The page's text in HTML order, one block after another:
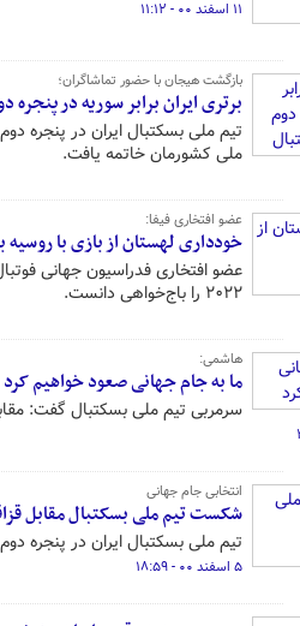
۱۱ اسفند ۰۰ - ۱۱:۱۲
بازگشت هیجان با حضور تماشاگران؛
برتری ایران برابر سوریه در
ملی کشورمان خاتمه یافت.
عضو افتخاری فیفا:
خودداری لهستان از بازی با
عضو افتخاری فدراسیون جهانی
۲۰۲۲ را باج‌خواهی دانست.
هاشمی:
ما به جام جهانی صعود خواهیم کرد
سرمربی تیم ملی بسکتبال گفت:
انتخابی جام جهانی
شکست تیم ملی بسکتبال مقابل
تیم ملی بسکتبال ایران در پنجره دوم مسابقات
۵ اسفند ۰۰ - ۱۸:۵۹